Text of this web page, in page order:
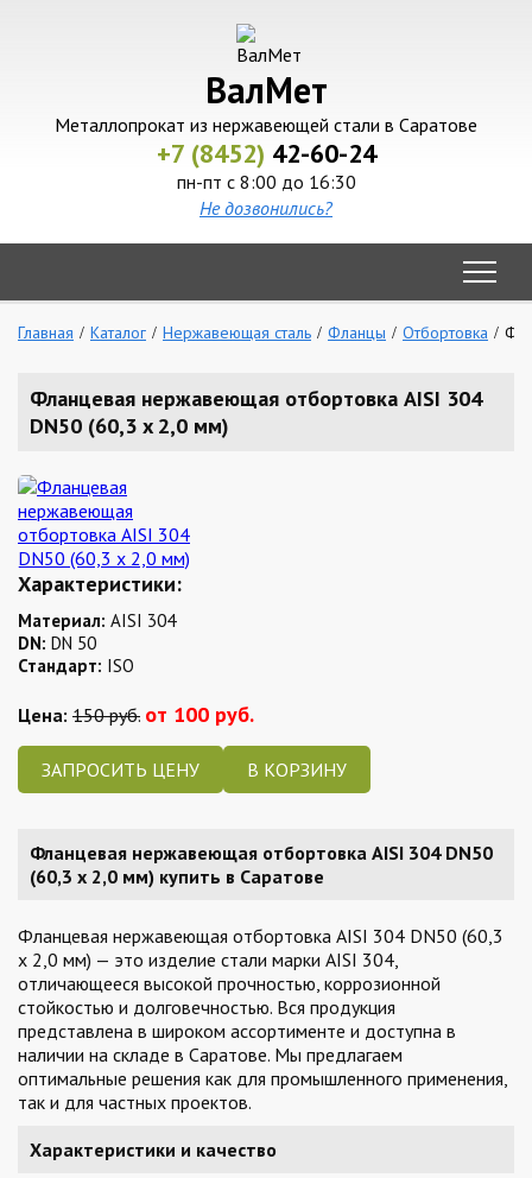
ВалМет
Металлопрокат из нержавеющей стали в Саратове
+7 (8452) 42-60-24
пн-пт с 8:00 до 16:30
Не дозвонились?
Главная Каталог Нержавеющая сталь Фланцы Отбортовка
Фланцевая нержавеющая отбортовка AISI 304
DN50 (60,3 x 2,0 мм)
Характеристики:
Материал: AISI 304
DN: DN 50
Стандарт: ISO
Цена: 150 руб. от 100 руб.
ЗАПРОСИТЬ ЦЕНУ
Фланцевая нержавеющая отбортовка AISI 304 DN50
(60,3 x 2,0 мм) купить в Саратове
Фланцевая нержавеющая отбортовка AISI 304 DN50 (60,3
x 2,0 мм) — это изделие стали марки AISI 304,
отличающееся высокой прочностью, коррозионной
стойкостью и долговечностью. Вся продукция
представлена в широком ассортименте и доступна в
наличии на складе в Саратове. Мы предлагаем
оптимальные решения как для промышленного применения,
так и для частных проектов.
Характеристики и качество